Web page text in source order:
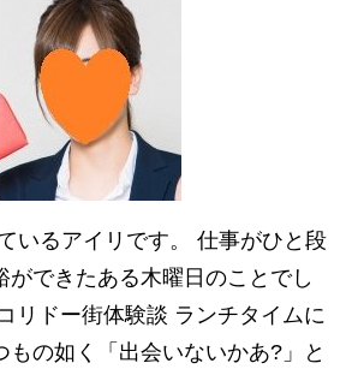
いるアイリです。 仕事がひと段
ができたある木曜日のことでし
ドー街体験談 ランチタイムに
もの如く「出会いないかあ?」と